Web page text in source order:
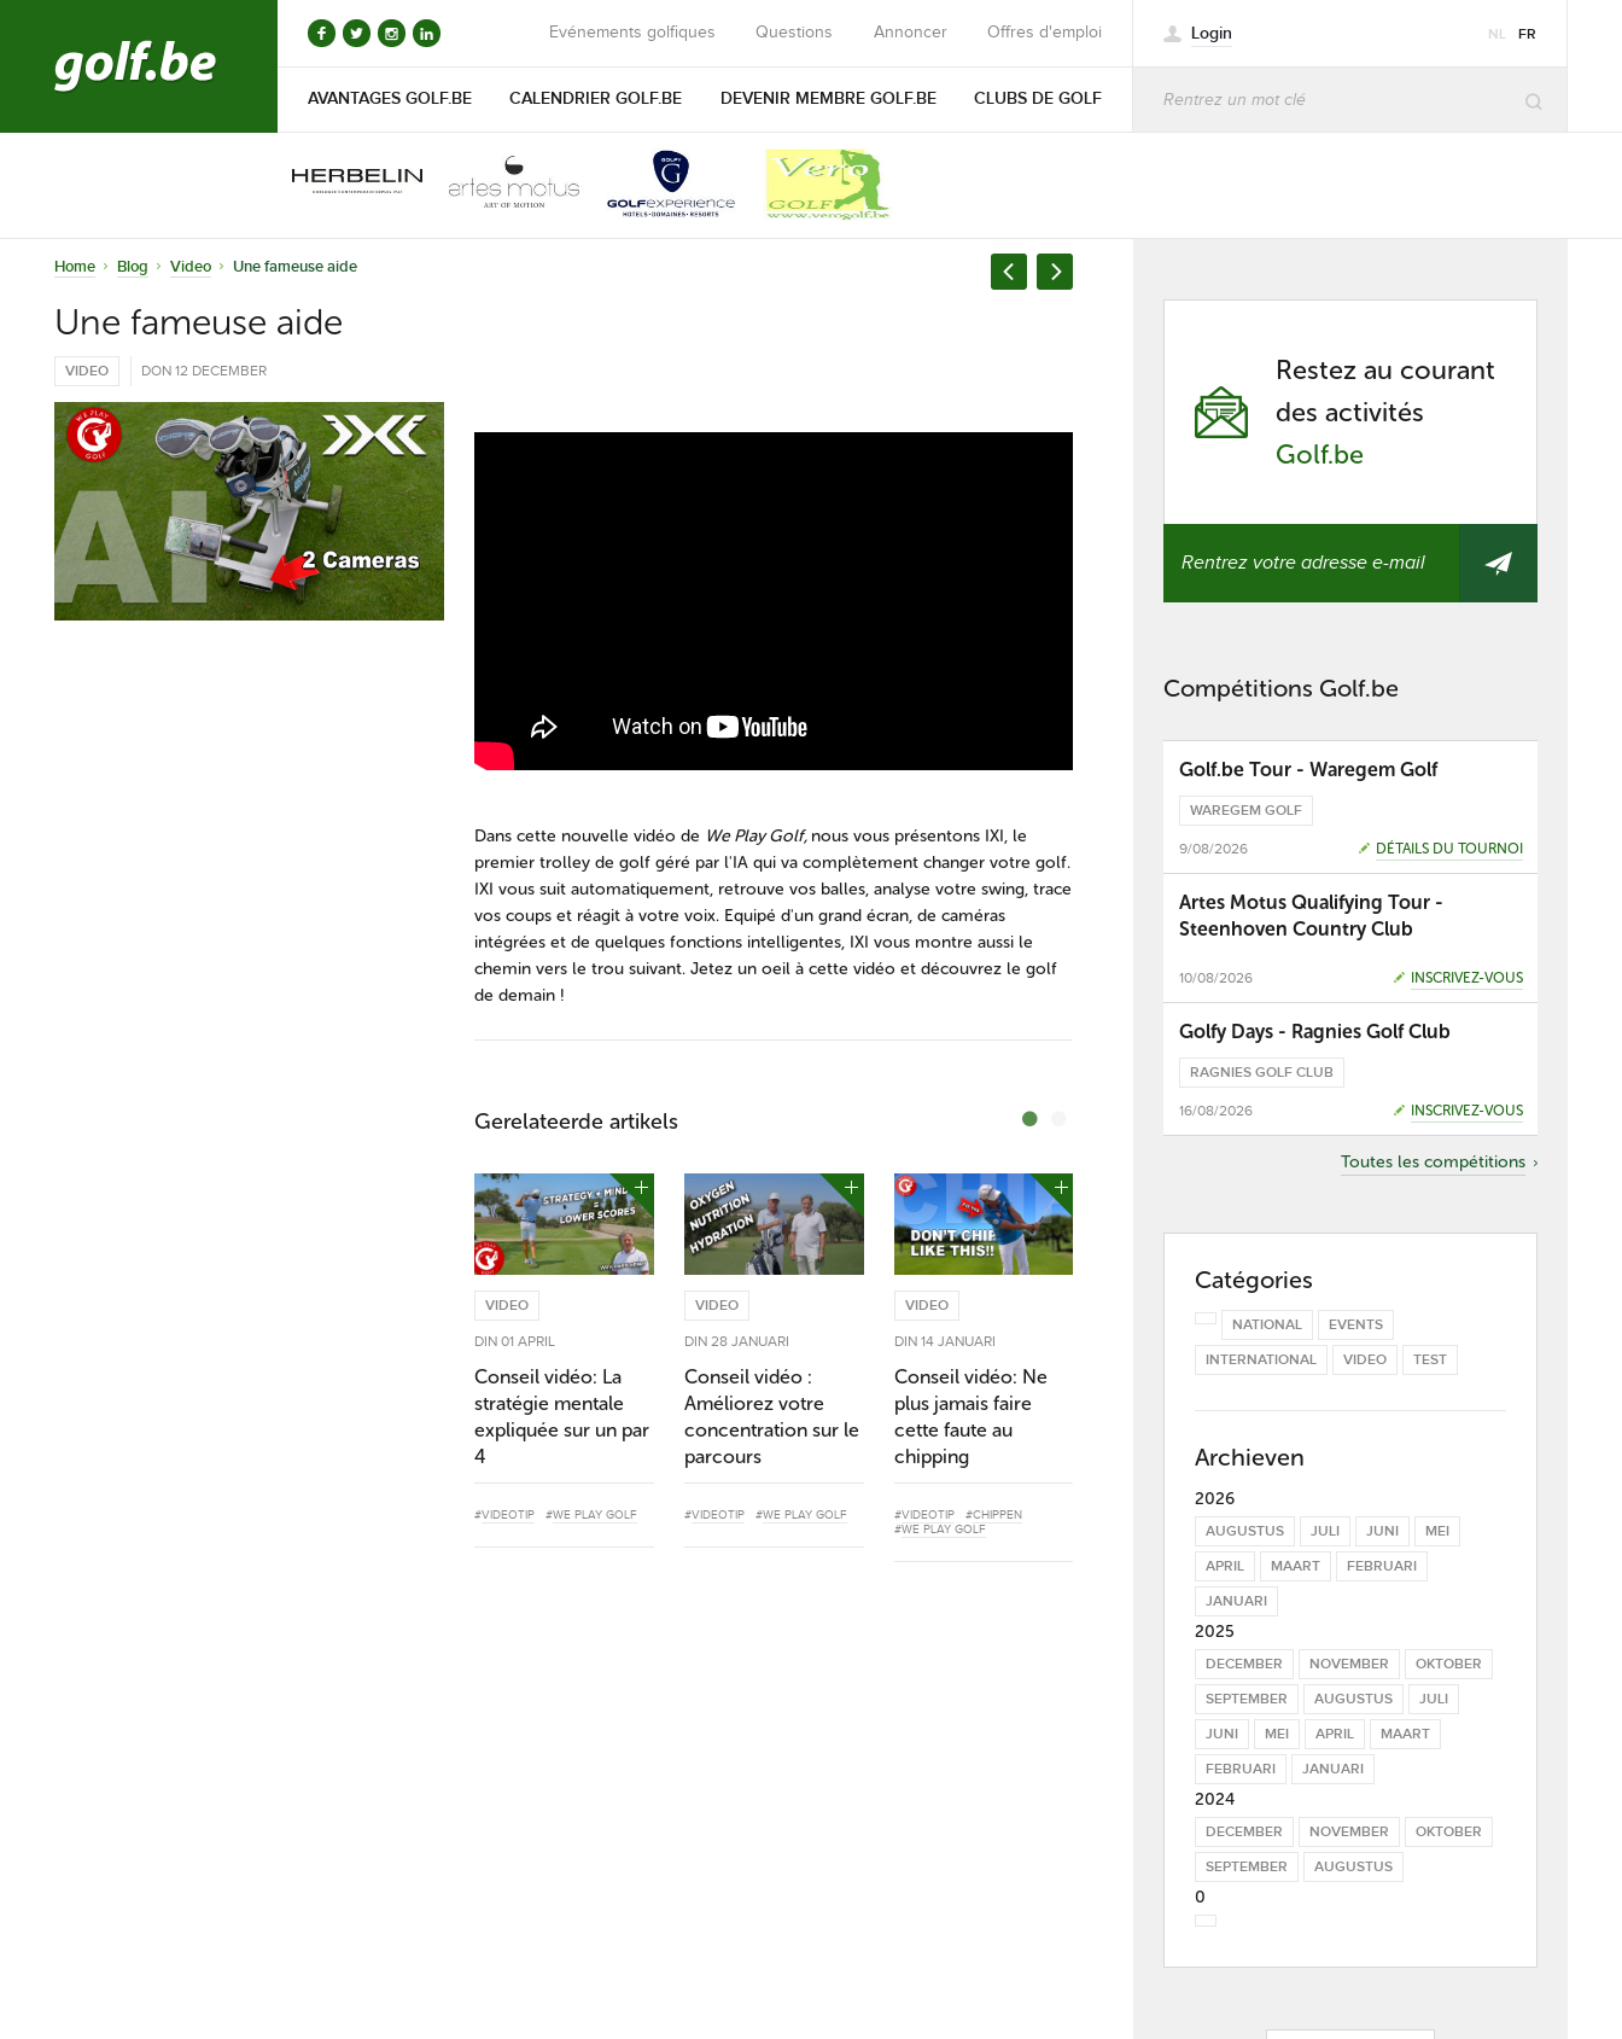
Evénements golfiques Questions Annoncer Offres d'emploi Login NL FR
AVANTAGES GOLF.BE CALENDRIER GOLF.BE DEVENIR MEMBRE GOLF.BE CLUBS DE GOLF
Home Blog Video Une fameuse aide
Une fameuse aide
VIDEO DON 12 DECEMBER
Dans cette nouvelle vidéo de We Play Golf, nous vous présentons IXI, le
premier trolley de golf géré par l'IA qui va complètement changer votre golf.
IXI vous suit automatiquement, retrouve vos balles, analyse votre swing, trace
vos coups et réagit à votre voix. Equipé d'un grand écran, de caméras
intégrées et de quelques fonctions intelligentes, IXI vous montre aussi le
chemin vers le trou suivant. Jetez un oeil à cette vidéo et découvrez le golf
de demain !
Gerelateerde artikels
VIDEO
DIN 01 APRIL
Conseil vidéo: La
stratégie mentale
expliquée sur un par
4
#VIDEOTIP #WE PLAY GOLF
VIDEO
DIN 28 JANUARI
Conseil vidéo :
Améliorez votre
concentration sur le
parcours
#VIDEOTIP #WE PLAY GOLF
VIDEO
DIN 14 JANUARI
Conseil vidéo: Ne
plus jamais faire
cette faute au
chipping
#VIDEOTIP #CHIPPEN
#WE PLAY GOLF
MAA 02 DECEMBER
Conseil vidéo : le
.HACKMOTION
WOE 04 SEPTEMBER
Conseil vidéo :
#WE PLAY GOLF
Restez au courant
des activités
Golf.be
Compétitions Golf.be
Golf.be Tour - Waregem Golf
WAREGEM GOLF
9/08/2026 DÉTAILS DU TOURNOI
Artes Motus Qualifying Tour -
Steenhoven Country Club
10/08/2026 INSCRIVEZ-VOUS
Golfy Days - Ragnies Golf Club
RAGNIES GOLF CLUB
16/08/2026 INSCRIVEZ-VOUS
Toutes les compétitions
Catégories
NATIONAL
EVENTS
INTERNATIONAL
VIDEO TEST
Archieven
2026
AUGUSTUS JULI JUNI
MEI
APRIL
MAART
FEBRUARI
JANUARI
2025
DECEMBER NOVEMBER
OKTOBER
SEPTEMBER
AUGUSTUS
JULI
JUNI
MEI APRIL
MAART
FEBRUARI
JANUARI
2024
DECEMBER NOVEMBER
OKTOBER
SEPTEMBER
AUGUSTUS
0